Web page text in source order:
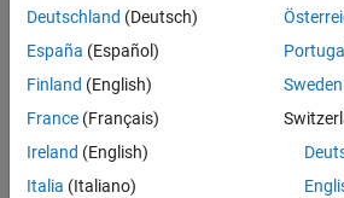
Deutschland (Deutsch)
España (Español)
Finland (English)
France (Français)
Ireland (English)
Italia (Italiano)
Portugal
Sweden
Información de contacto
© 1994-2026 The MathWorks, Inc.